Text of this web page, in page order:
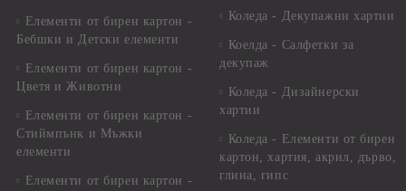
Елементи от бирен картон -
Бебшки и Детски елементи
Елементи от бирен картон -
Цветя и Животни
Елементи от бирен картон -
Стиймпънк и Мъжки
елементи
Елементи от бирен картон -
Коледа - Декупажни хартии
Коелда - Салфетки за
декупаж
Коледа - Дизайнерски
хартии
Коледа - Eлементи от бирен
картон, хартия, акрил, дърво,
глина, гипс